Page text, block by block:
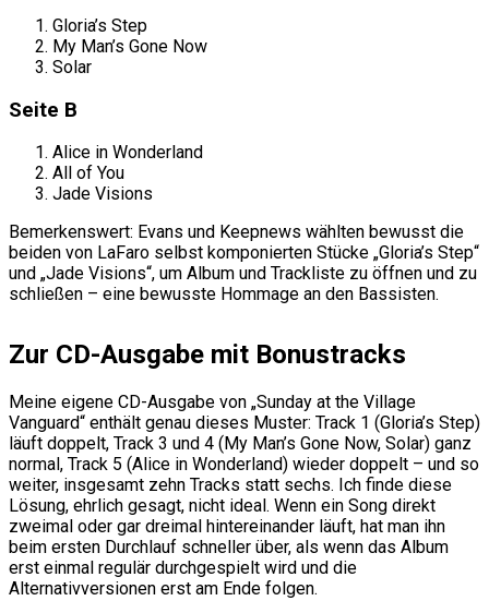
Gloria’s Step
My Man’s Gone Now
Solar
Seite B
Alice in Wonderland
All of You
Jade Visions
Bemerkenswert: Evans und Keepnews wählten bewusst die
beiden von LaFaro selbst komponierten Stücke „Gloria’s Step“
und „Jade Visions“, um Album und Trackliste zu öffnen und zu
schließen – eine bewusste Hommage an den Bassisten.
Zur CD-Ausgabe mit Bonustracks
Meine eigene CD-Ausgabe von „Sunday at the Village
Vanguard“ enthält genau dieses Muster: Track 1 (Gloria’s Step)
läuft doppelt, Track 3 und 4 (My Man’s Gone Now, Solar) ganz
normal, Track 5 (Alice in Wonderland) wieder doppelt – und so
weiter, insgesamt zehn Tracks statt sechs. Ich finde diese
Lösung, ehrlich gesagt, nicht ideal. Wenn ein Song direkt
zweimal oder gar dreimal hintereinander läuft, hat man ihn
beim ersten Durchlauf schneller über, als wenn das Album
erst einmal regulär durchgespielt wird und die
Alternativversionen erst am Ende folgen.